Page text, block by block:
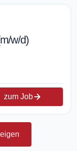
w/d)
zum Job